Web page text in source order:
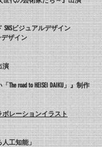
ビジュアルデザイン
デザイン
演
road to HEISEI DAIKU」』制作
ボレーションイラスト
人工知能」